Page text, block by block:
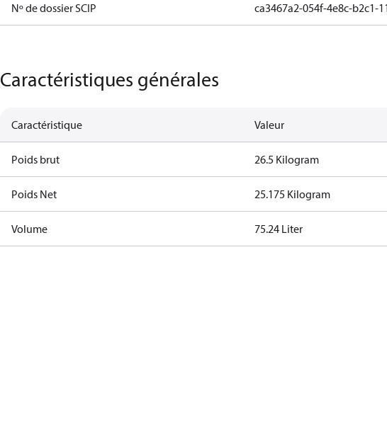
Nº de dossier SCIP ca3467a2-054f-4e8c-b2c1-
Caractéristiques générales
Caractéristique Valeur
Poids brut 26.5 Kilogram
Poids Net 25.175 Kilogram
Volume 75.24 Liter